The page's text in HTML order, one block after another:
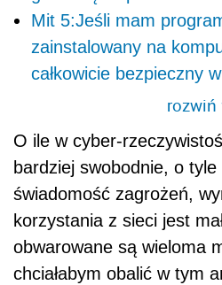
Mit 5:Jeśli mam
zainstalowany na
całkowicie bezpieczny
rozwiń
O ile w cyber-
bardziej swobodnie, o tyle
świadomość zagrożeń,
korzystania z sieci jest
obwarowane są wieloma
chciałabym obalić w tym